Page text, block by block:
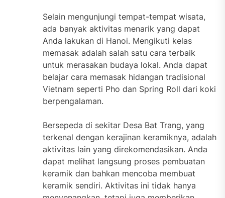
Selain mengunjungi tempat-tempat wisata,
ada banyak aktivitas menarik yang dapat
Anda lakukan di Hanoi. Mengikuti kelas
memasak adalah salah satu cara terbaik
untuk merasakan budaya lokal. Anda dapat
belajar cara memasak hidangan tradisional
Vietnam seperti Pho dan Spring Roll dari koki
berpengalaman.
Bersepeda di sekitar Desa Bat Trang, yang
terkenal dengan kerajinan keramiknya, adalah
aktivitas lain yang direkomendasikan. Anda
dapat melihat langsung proses pembuatan
keramik dan bahkan mencoba membuat
keramik sendiri. Aktivitas ini tidak hanya